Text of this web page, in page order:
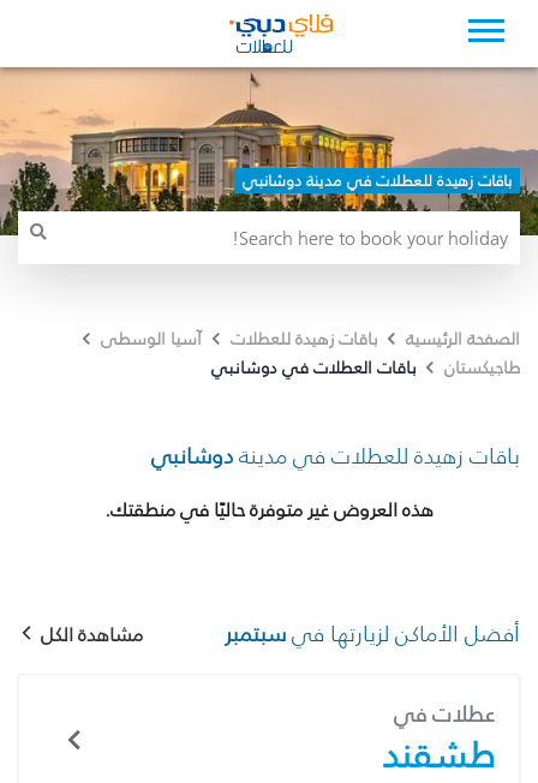
باقات زهيدة للعطلات في مدينة دوشانبي
الصفحة الرئيسية باقات زهيدة للعطلات
آسيا الوسطى
طاجيكستان
باقات العطلات في دوشانبي
باقات زهيدة للعطلات في مدينةدوشانبي
هذه العروض غير متوفرة حاليًا في منطقتك.
أفضل الأماكن لزيارتها فيسبتمبر مشاهدة الكل
عطلات في
طشقند